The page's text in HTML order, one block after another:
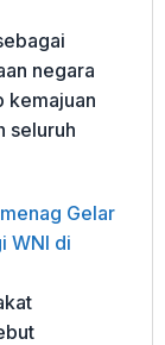
negara
kemajuan
seluruh
Gelar
WNI di